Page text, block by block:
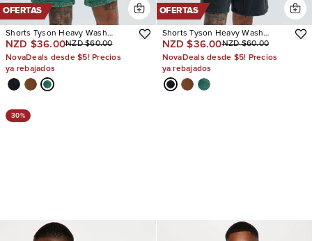
OFERTAS
Shorts Tyson Heavy Wash
Relaxed
NZD $36.00NZD $60.00
NovaDeals desde $5! Precios
ya rebajados
OFERTAS
Shorts Tyson Heavy Wash
Relaxed
NZD $36.00NZD $60.00
NovaDeals desde $5! Precios
ya rebajados
30%